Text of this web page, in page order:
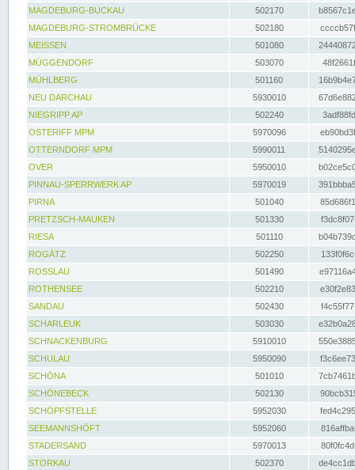
MAGDEBURG-BUCKAU
502170
MAGDEBURG-STROMBRÜCKE
502180
MEISSEN
501080
MÜGGENDORF
503070
MÜHLBERG
501160
NEU DARCHAU
5930010
NIEGRIPP AP
502240
OSTERIFF MPM
5970096
OTTERNDORF MPM
5990011
OVER
5950010
PINNAU-SPERRWERK AP
5970019
PIRNA
501040
PRETZSCH-MAUKEN
501330
RIESA
501110
ROGÄTZ
502250
ROSSLAU
501490
ROTHENSEE
502210
SANDAU
502430
SCHARLEUK
503030
SCHNACKENBURG
5910010
SCHULAU
5950090
SCHÖNA
501010
SCHÖNEBECK
502130
SCHÖPFSTELLE
5952030
SEEMANNSHÖFT
5952060
STADERSAND
5970013
STORKAU
502370